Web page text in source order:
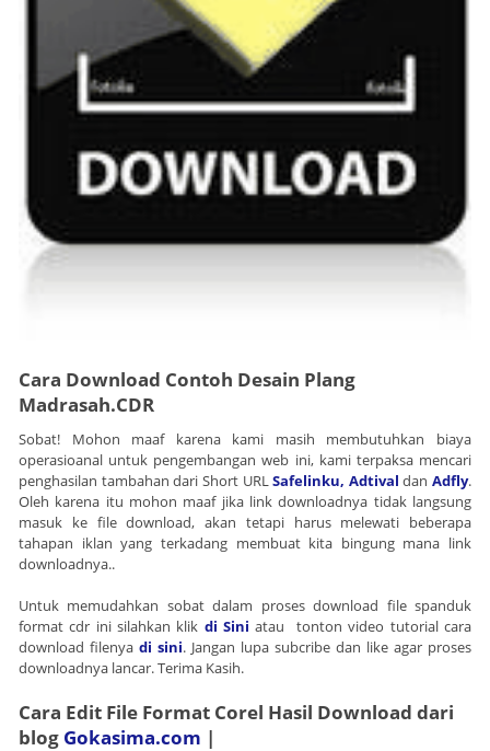
Cara Download Contoh Desain Plang
Madrasah.CDR
Sobat! Mohon maaf karena kami masih membutuhkan biaya
operasioanal untuk pengembangan web ini, kami terpaksa mencari
penghasilan tambahan dari Short URLSafelinku, Adtival dan Adfly.
Oleh karena itu mohon maaf jika link downloadnya tidak langsung
masuk ke file download, akan tetapi harus melewati beberapa
tahapan iklan yang terkadang membuat kita bingung mana link
downloadnya..
Untuk memudahkan sobat dalam proses download file spanduk
format cdr ini silahkan klik di Sini atau tonton video tutorial cara
download filenya di sini. Jangan lupa subcribe dan like agar proses
downloadnya lancar. Terima Kasih.
Cara Edit File Format Corel Hasil Download dari
blog Gokasima.com |